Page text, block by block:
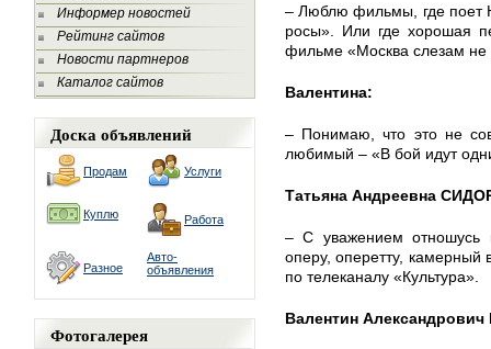
Информер новостей
Рейтинг сайтов
Новости партнеров
Каталог сайтов
Доска объявлений
Продам Услуги
Куплю Работа
Разное
Авто-
объявления
Фотогалерея
– Люблю фильмы, где поет
росы». Или где хорошая
фильме «Москва слезам не
Валентина:
– Понимаю, что это не
любимый – «В бой идут
Татьяна Андреевна
– С уважением отношусь
оперу, оперетту, камерный
по телеканалу «Культура».
Валентин